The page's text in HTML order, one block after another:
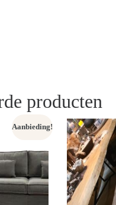
producten
Aanbieding!